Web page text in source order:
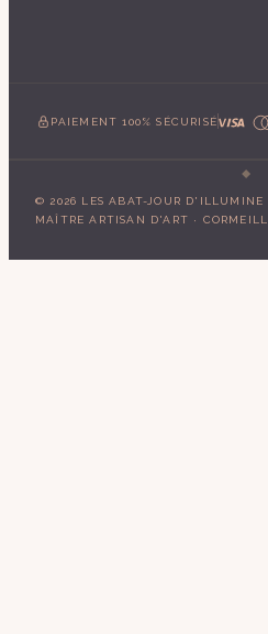
PAIEMENT 100% SÉCURISÉ
© 2026 LES ABAT-JOUR D'ILLUMINE
MAÎTRE ARTISAN D'ART ·